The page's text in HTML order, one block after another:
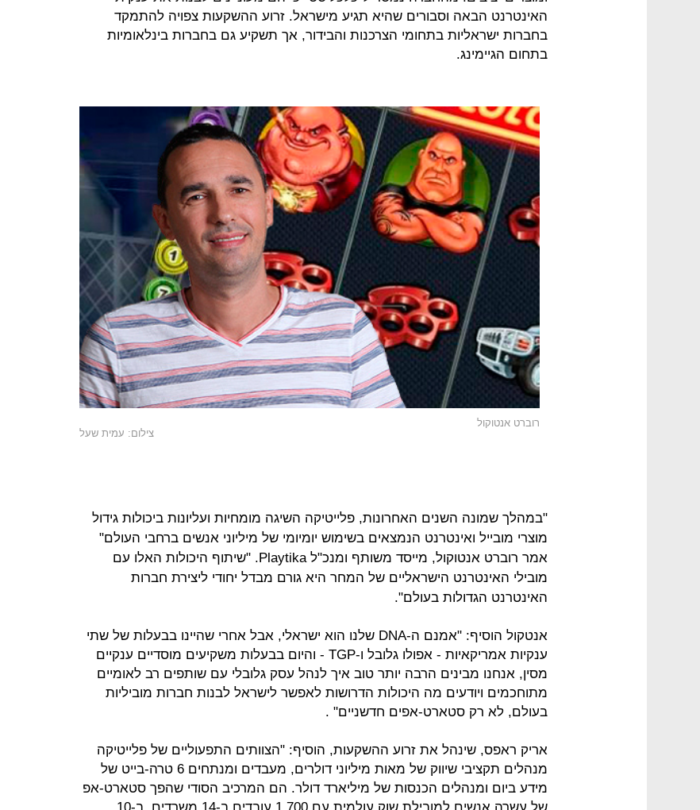
האינטרנט הבאה וסבורים שהיא תגיע מישראל. זרוע ההשקעות צפויה להתמקד
בחברות ישראליות בתחומי הצרכנות והבידור, אך תשקיע גם בחברות בינלאומיות
בתחום הגיימינג.
רוברט אנטוקול
צילום: עמית שעל
"במהלך שמונה השנים האחרונות, פלייטיקה השיגה מומחיות ועליונות ביכולות גידול
מוצרי מובייל ואינטרנט הנמצאים בשימוש יומיומי של מיליוני אנשים ברחבי העולם"
אמר רוברט אנטוקול, מייסד משותף ומנכ"ל Playtika. "שיתוף היכולות האלו עם
מובילי האינטרנט הישראליים של המחר היא גורם מבדל יחודי ליצירת חברות
האינטרנט הגדולות בעולם".
אנטקול הוסיף: "אמנם ה-DNA שלנו הוא ישראלי, אבל אחרי שהיינו בבעלות של שתי
ענקיות אמריקאיות - אפולו גלובל ו-TGP - והיום בבעלות משקיעים מוסדיים ענקיים
מסין, אנחנו מבינים הרבה יותר טוב איך לנהל עסק גלובלי עם שותפים רב לאומיים
מתוחכמים ויודעים מה היכולות הדרושות לאפשר לישראל לבנות חברות מוביליות
בעולם, לא רק סטארט-אפים חדשניים" .
אריק ראפס, שינהל את זרוע ההשקעות, הוסיף: "הצוותים התפעוליים של פלייטיקה
מנהלים תקציבי שיווק של מאות מיליוני דולרים, מעבדים ומנתחים 6 טרה-בייט של
מידע ביום ומנהלים הכנסות של מיליארד דולר. הם המרכיב הסודי שהפך סטארט-אפ